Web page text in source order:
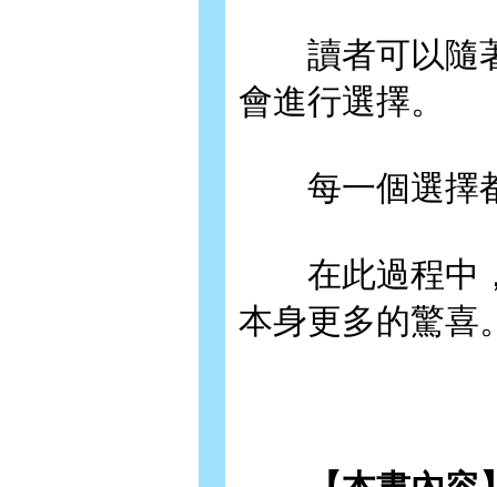
讀者可以隨著
會進行選擇。
每一個選擇都
在此過程中，
本身更多的驚喜